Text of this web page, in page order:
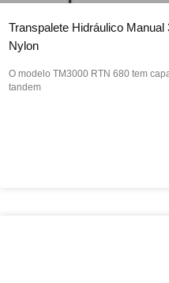
Transpalete Hidráulico
Nylon
O modelo TM3000 RTN 680 tem
tandem